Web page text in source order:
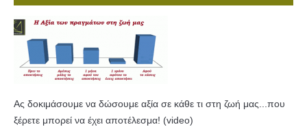
Ας δοκιμάσουμε να δώσουμε αξία σε κάθε τι στη ζωή μας...που
ξέρετε μπορεί να έχει αποτέλεσμα! (video)